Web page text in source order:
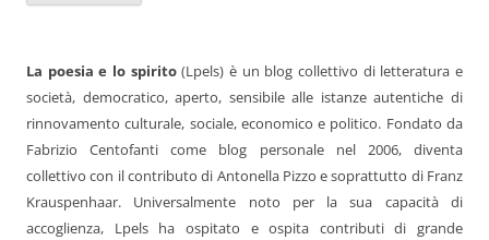
La poesia e lo spirito(Lpels) è un blog collettivo di letteratura e
società, democratico, aperto, sensibile alle istanze autentiche di
rinnovamento culturale, sociale, economico e politico. Fondato da
Fabrizio Centofanti come blog personale nel 2006, diventa
collettivo con il contributo di Antonella Pizzo e soprattutto di Franz
Krauspenhaar. Universalmente noto per la sua capacità di
accoglienza, Lpels ha ospitato e ospita contributi di grande